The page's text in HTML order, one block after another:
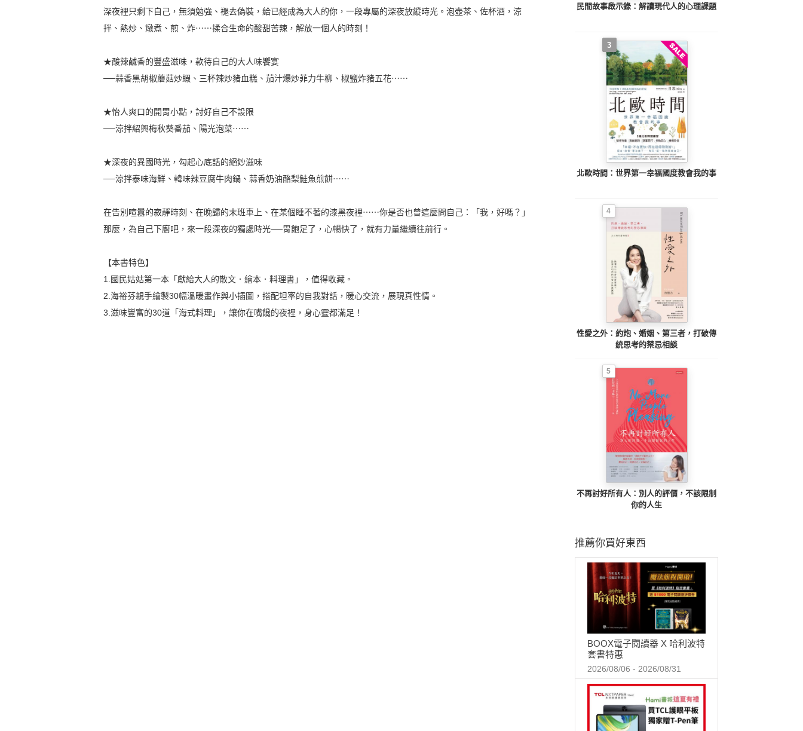
深夜裡只剩下自己，無須勉強、褪去偽裝，給已經成為大人的你，一段專屬的深夜放縱時光。泡壺茶、佐杯酒，涼
拌、熱炒、燉煮、煎、炸⋯⋯揉合生命的酸甜苦辣，解放一個人的時刻！
★酸辣鹹香的豐盛滋味，款待自己的大人味饗宴
──蒜香黑胡椒蘑菇炒蝦、三杯辣炒豬血糕、茄汁爆炒菲力牛柳、椒鹽炸豬五花⋯⋯
★怡人爽口的開胃小點，討好自己不設限
──涼拌紹興梅秋葵番茄、陽光泡菜⋯⋯
★深夜的異國時光，勾起心底話的絕妙滋味
──涼拌泰味海鮮、韓味辣豆腐牛肉鍋、蒜香奶油酪梨鮭魚煎餅⋯⋯
在告別喧囂的寂靜時刻、在晚歸的末班車上、在某個睡不著的漆黑夜裡⋯⋯你是否也曾這麼問自己：「我，好嗎？」
那麼，為自己下廚吧，來一段深夜的獨處時光──胃飽足了，心暢快了，就有力量繼續往前行。
【本書特色】
1.國民姑姑第一本「獻給大人的散文．繪本．料理書」，值得收藏。
2.海裕芬親手繪製30幅溫暖畫作與小插圖，搭配坦率的自我對話，暖心交流，展現真性情。
3.滋味豐富的30道「海式料理」，讓你在嘴饞的夜裡，身心靈都滿足！
民間故事啟示錄：解讀現代人的心理課題
3
北歐時間：世界第一幸福國度教會我的事
4
性愛之外：約炮、婚姻、第三者，打破傳
統思考的禁忌相談
5
不再討好所有人：別人的評價，不該限制
你的人生
推薦你買好東西
BOOX電子閱讀器 X 哈利波特
套書特惠
2026/08/06 - 2026/08/31